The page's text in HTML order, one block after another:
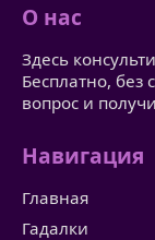
О нас
Здесь
Бесплатно, без
вопрос и
Навигация
Главная
Гадалки